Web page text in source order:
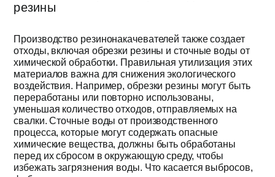
резины
Производство резинонакачевателей также создает
отходы, включая обрезки резины и сточные воды от
химической обработки. Правильная утилизация этих
материалов важна для снижения экологического
воздействия. Например, обрезки резины могут быть
переработаны или повторно использованы,
уменьшая количество отходов, отправляемых на
свалки. Сточные воды от производственного
процесса, которые могут содержать опасные
химические вещества, должны быть обработаны
перед их сбросом в окружающую среду, чтобы
избежать загрязнения воды. Что касается выбросов,